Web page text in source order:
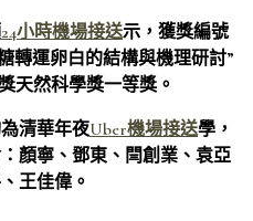
24小時機場接送示，獲獎編號
轉運卵白的結構與機理研討”
天然科學獎一等獎。
清華年夜Uber機場接送學，
顏寧、鄧東、閆創業、袁亞
王佳偉。